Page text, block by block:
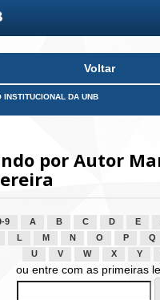
Voltar
INSTITUCIONAL DA UNB
por Autor
9 A B C D E
L M N O P Q
U
V W X Y
ou entre com as primeiras